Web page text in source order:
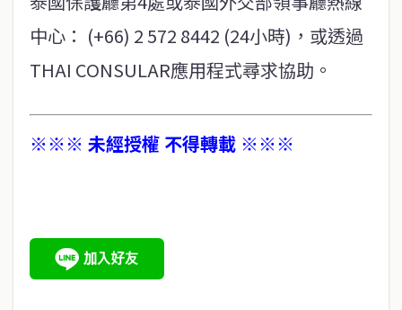
中心： (+66) 2 572 8442 (24小時)，或透過
THAI CONSULAR應用程式尋求協助。
※※※ 未經授權 不得轉載 ※※※